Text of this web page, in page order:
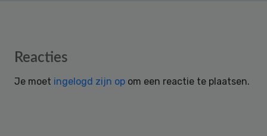
Reader
Reacties
Je moet ingelogd zijn op om een reactie te plaatsen.